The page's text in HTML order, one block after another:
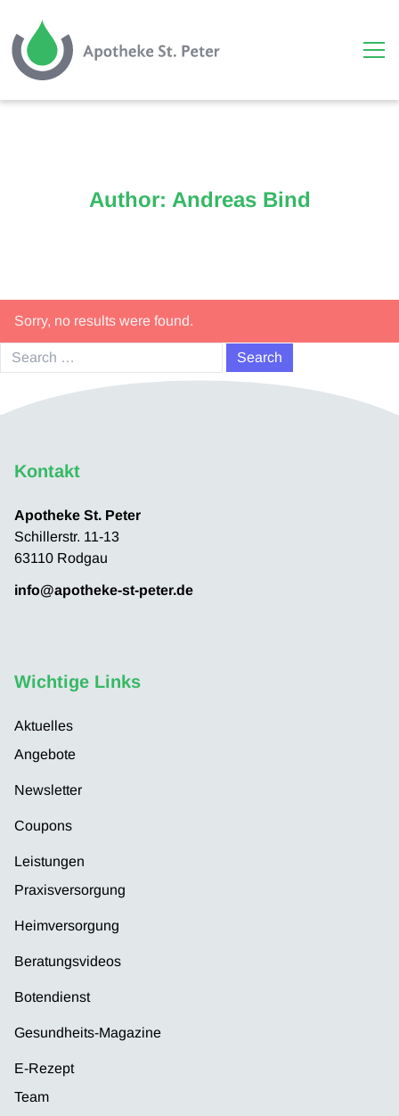
Author: Andreas Bind
Sorry, no results were found.
Search for:
Kontakt
Apotheke St. Peter
Schillerstr. 11-13
63110 Rodgau
info@apotheke-st-peter.de
Wichtige Links
Aktuelles
Angebote
Newsletter
Coupons
Leistungen
Praxisversorgung
Heimversorgung
Beratungsvideos
Botendienst
Gesundheits-Magazine
E-Rezept
Team